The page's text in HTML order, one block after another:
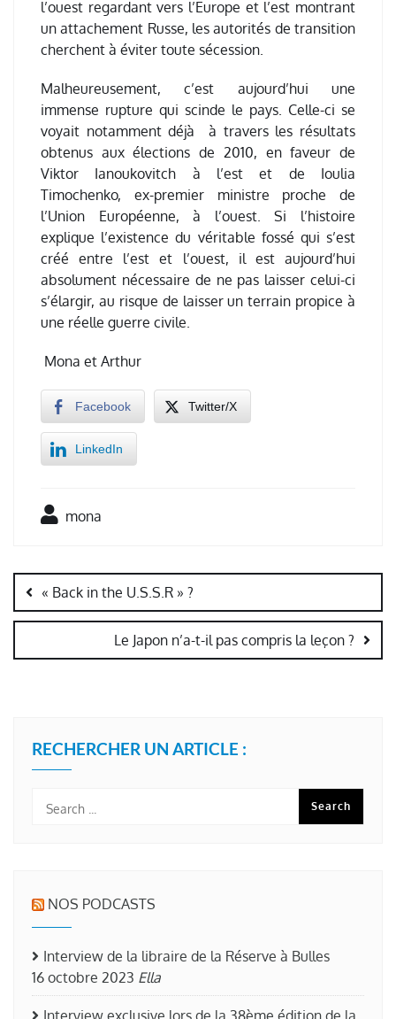
l’ouest regardant vers l’Europe et l’est montrant
un attachement Russe, les autorités de transition
cherchent à éviter toute sécession.
Malheureusement, c’est aujourd’hui une
immense rupture qui scinde le pays. Celle-ci se
voyait notamment déjà à travers les résultats
obtenus aux élections de 2010, en faveur de
Viktor Ianoukovitch à l’est et de Ioulia
Timochenko, ex-premier ministre proche de
l’Union Européenne, à l’ouest. Si l’histoire
explique l’existence du véritable fossé qui s’est
créé entre l’est et l’ouest, il est aujourd’hui
absolument nécessaire de ne pas laisser celui-ci
s’élargir, au risque de laisser un terrain propice à
une réelle guerre civile.
Mona et Arthur
Facebook Twitter/X
LinkedIn
mona
de
l’article
« Back in the U.S.S.R » ?
Le Japon n’a-t-il pas compris la leçon ?
RECHERCHER UN ARTICLE :
NOS PODCASTS
Interview de la libraire de la Réserve à Bulles
16 octobre 2023 Ella
Interview exclusive lors de la 38ème édition de la